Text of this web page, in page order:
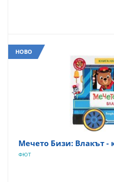
НОВО
Мечето Бизи: Влакът -
ФЮТ